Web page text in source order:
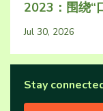
2023：围绕“
Jul 30, 2026
Stay